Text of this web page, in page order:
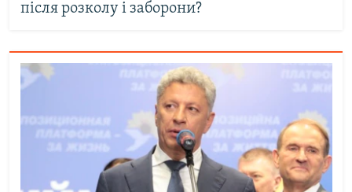
після розколу і заборони?